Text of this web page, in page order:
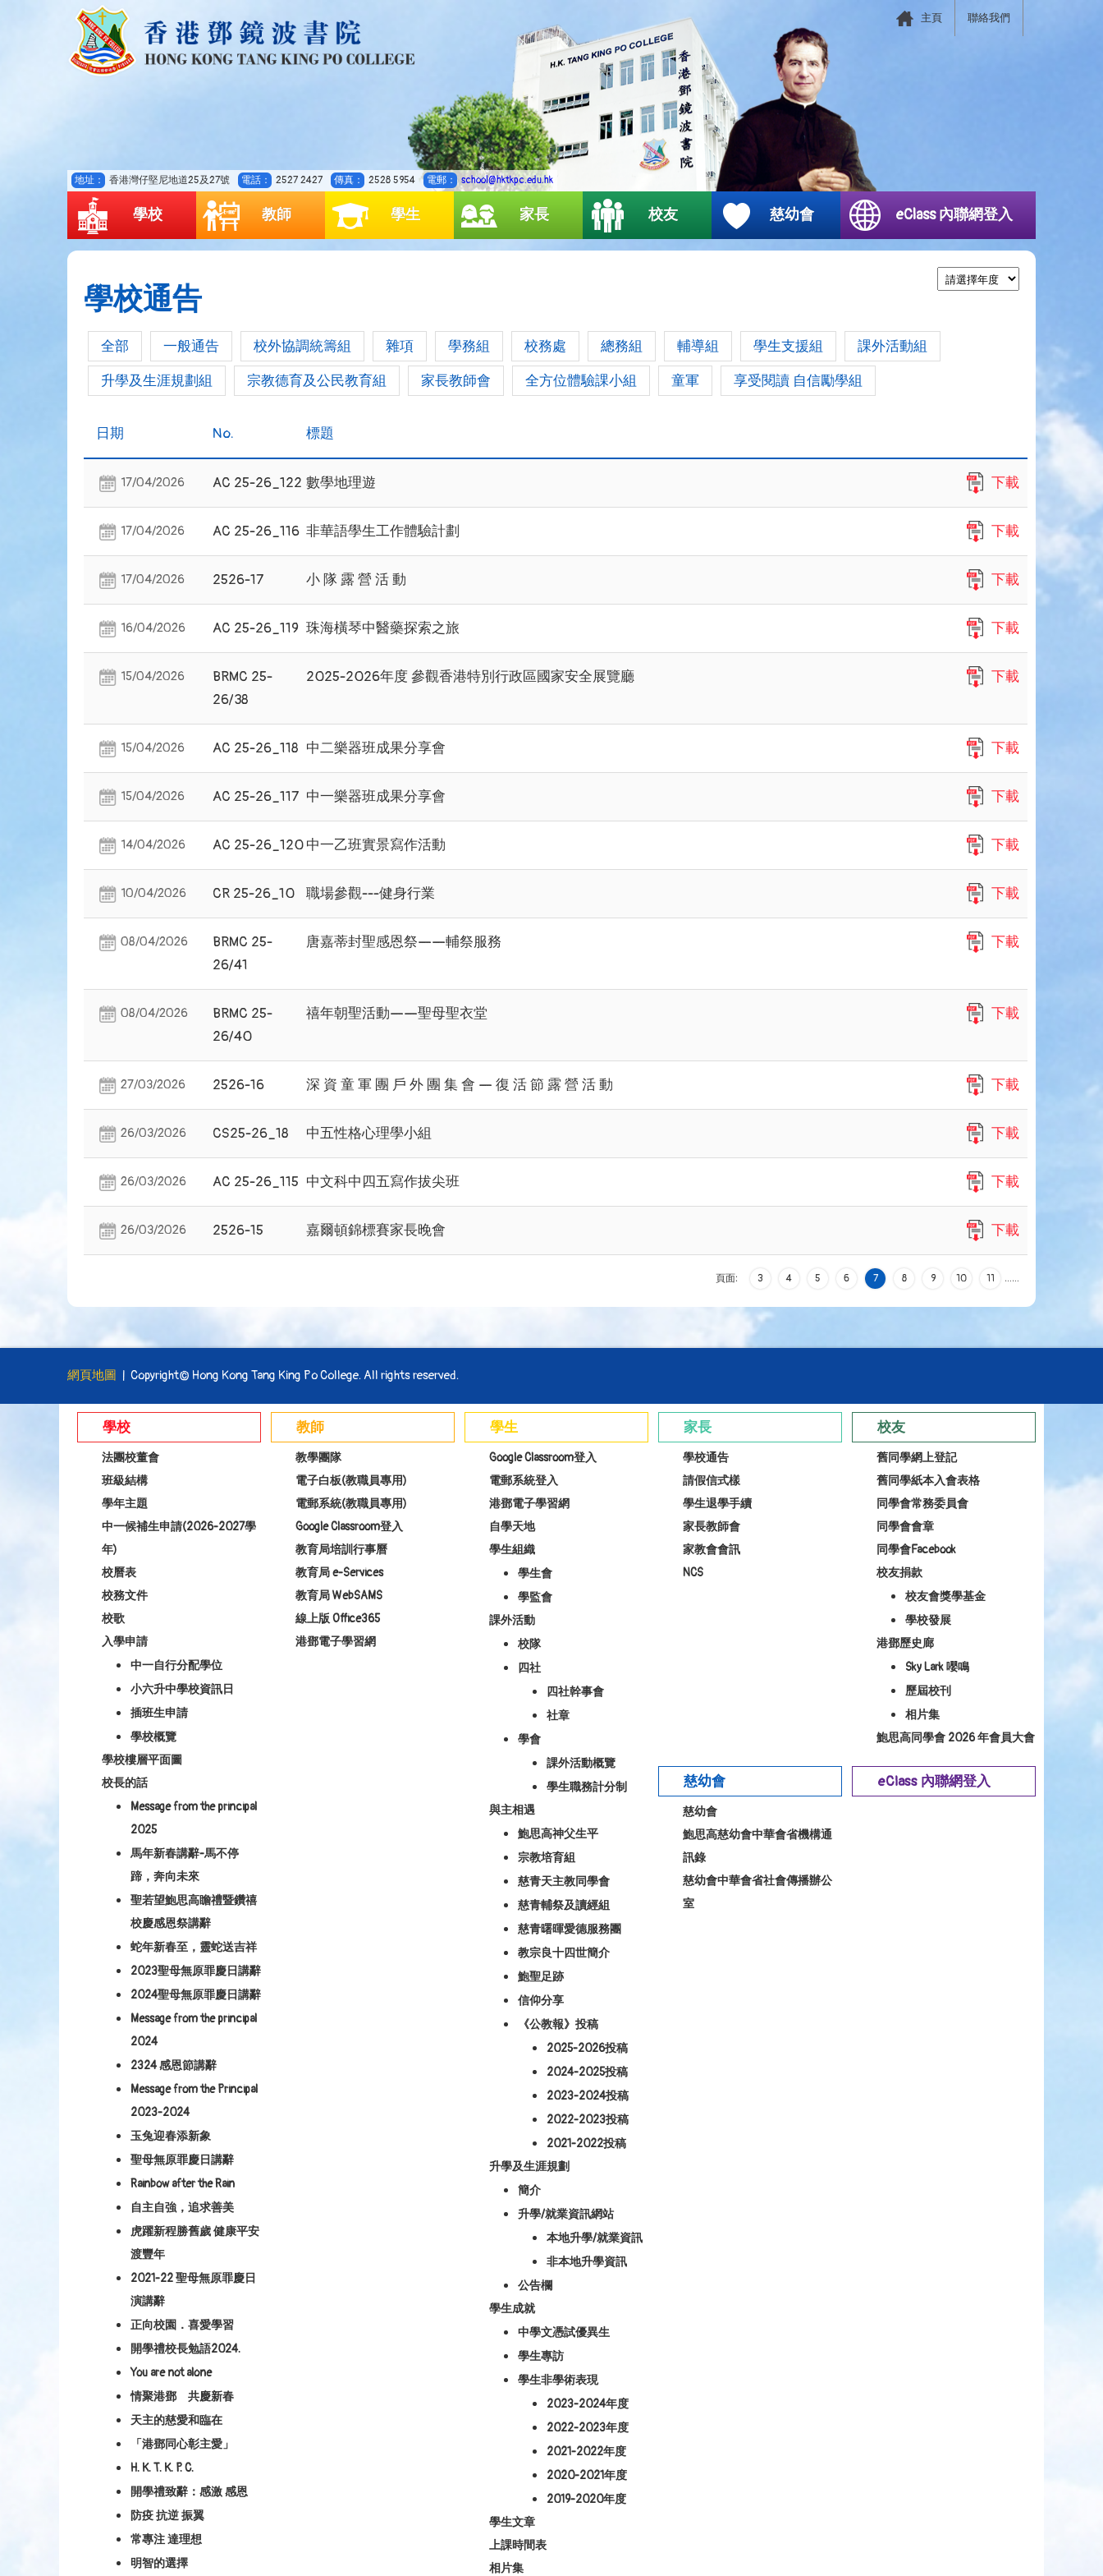
地址： 香港灣仔堅尼地道25及27號 電話： 2527 2427 傳真： 2528 5954 電郵： school@hktkpc.edu.hk
聯絡我們
主頁
學校 教師 學生 家長 校友 慈幼會 eClass 內聯網登入
學校通告
全部 一般通告 校外協調統籌組 雜項 學務組 校務處 總務組 輔導組 學生支援組
課外活動組
升學及生涯規劃組
宗教德育及公民教育組 家長教師會 全方位體驗課小組 童軍 享受閱讀 自信勵學組
日期 No. 標題
17/04/2026 AC 25-26_122 數學地理遊 下載
17/04/2026 AC 25-26_116 非華語學生工作體驗計劃 下載
17/04/2026 2526-17 小 隊 露 營 活 動 下載
16/04/2026 AC 25-26_119 珠海橫琴中醫藥探索之旅 下載
15/04/2026
BRMC 25-
26/38
2025-2026年度 參觀香港特別行政區國家安全展覽廳 下載
15/04/2026 AC 25-26_118 中二樂器班成果分享會 下載
15/04/2026 AC 25-26_117 中一樂器班成果分享會 下載
14/04/2026 AC 25-26_120 中一乙班實景寫作活動 下載
10/04/2026 CR 25-26_10 職場參觀---健身行業 下載
08/04/2026
BRMC 25-
26/41
唐嘉蒂封聖感恩祭——輔祭服務 下載
08/04/2026
BRMC 25-
26/40
禧年朝聖活動——聖母聖衣堂 下載
27/03/2026 2526-16 深 資 童 軍 團 戶 外 團 集 會 — 復 活 節 露 營 活 動 下載
26/03/2026 CS25-26_18 中五性格心理學小組 下載
26/03/2026 AC 25-26_115 中文科中四五寫作拔尖班 下載
26/03/2026 2526-15 嘉爾頓錦標賽家長晚會 下載
頁面: …
3 4 5 6 7 8 9 10 11 …
網頁地圖 | Copyright© Hong Kong Tang King Po College. All rights reserved.
學校
法團校董會
班級結構
學年主題
中一候補生申請(2026-2027學
年)
校曆表
校務文件
校歌
入學申請
中一自行分配學位
小六升中學校資訊日
插班生申請
學校概覽
學校樓層平面圖
校長的話
Message from the principal
2025
馬年新春講辭-馬不停
蹄，奔向未來
聖若望鮑思高瞻禮暨鑽禧
校慶感恩祭講辭
蛇年新春至，靈蛇送吉祥
2023聖母無原罪慶日講辭
2024聖母無原罪慶日講辭
Message from the principal
2024
2324 感恩節講辭
Message from the Principal
2023-2024
玉兔迎春添新象
聖母無原罪慶日講辭
Rainbow after the Rain
自主自強，追求善美
虎躍新程勝舊歲 健康平安
渡豐年
2021-22 聖母無原罪慶日
演講辭
正向校園．喜愛學習
開學禮校長勉語2024.
You are not alone
情聚港鄧 共慶新春
天主的慈愛和臨在
「港鄧同心彰主愛」
H. K. T. K. P. C.
開學禮致辭：感激 感恩
防疫 抗逆 振翼
常專注 達理想
明智的選擇
教師
教學團隊
電子白板(教職員專用)
電郵系統(教職員專用)
Google Classroom登入
教育局培訓行事曆
教育局 e-Services
教育局 WebSAMS
線上版 Office365
港鄧電子學習網
學生
Google Classroom登入
電郵系統登入
港鄧電子學習網
自學天地
學生組織
學生會
學監會
課外活動
校隊
四社
四社幹事會
社章
學會
課外活動概覽
學生職務計分制
與主相遇
鮑思高神父生平
宗教培育組
慈青天主教同學會
慈青輔祭及讀經組
慈青曙暉愛德服務團
教宗良十四世簡介
鮑聖足跡
信仰分享
《公教報》投稿
2025-2026投稿
2024-2025投稿
2023-2024投稿
2022-2023投稿
2021-2022投稿
升學及生涯規劃
簡介
升學/就業資訊網站
本地升學/就業資訊
非本地升學資訊
公告欄
學生成就
中學文憑試優異生
學生專訪
學生非學術表現
2023-2024年度
2022-2023年度
2021-2022年度
2020-2021年度
2019-2020年度
學生文章
上課時間表
相片集
家長
學校通告
請假信式樣
學生退學手續
家長教師會
家教會會訊
NCS
校友
舊同學網上登記
舊同學紙本入會表格
同學會常務委員會
同學會會章
同學會Facebook
校友捐款
校友會獎學基金
學校發展
港鄧歷史廊
Sky Lark 嚶鳴
歷屆校刊
相片集
鮑思高同學會 2026 年會員大會
慈幼會
慈幼會
鮑思高慈幼會中華會省機構通
訊錄
慈幼會中華會省社會傳播辦公
室
eClass 內聯網登入